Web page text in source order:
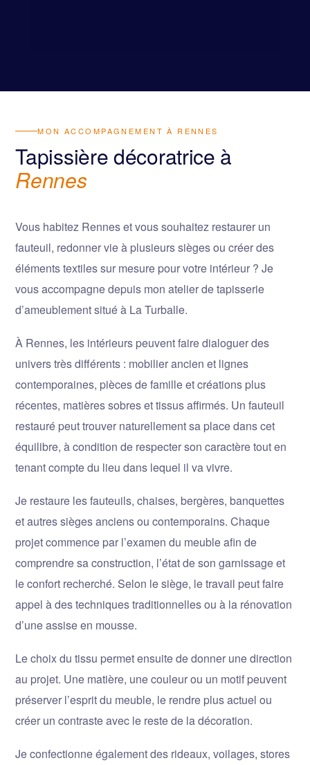
MON ACCOMPAGNEMENT À RENNES
Tapissière décoratrice à
Rennes
Vous habitez Rennes et vous souhaitez restaurer un
fauteuil, redonner vie à plusieurs sièges ou créer des
éléments textiles sur mesure pour votre intérieur ? Je
vous accompagne depuis mon atelier de tapisserie
d’ameublement situé à La Turballe.
À Rennes, les intérieurs peuvent faire dialoguer des
univers très différents : mobilier ancien et lignes
contemporaines, pièces de famille et créations plus
récentes, matières sobres et tissus affirmés. Un fauteuil
restauré peut trouver naturellement sa place dans cet
équilibre, à condition de respecter son caractère tout en
tenant compte du lieu dans lequel il va vivre.
Je restaure les fauteuils, chaises, bergères, banquettes
et autres sièges anciens ou contemporains. Chaque
projet commence par l’examen du meuble afin de
comprendre sa construction, l’état de son garnissage et
le confort recherché. Selon le siège, le travail peut faire
appel à des techniques traditionnelles ou à la rénovation
d’une assise en mousse.
Le choix du tissu permet ensuite de donner une direction
au projet. Une matière, une couleur ou un motif peuvent
préserver l’esprit du meuble, le rendre plus actuel ou
créer un contraste avec le reste de la décoration.
Je confectionne également des rideaux, voilages, stores